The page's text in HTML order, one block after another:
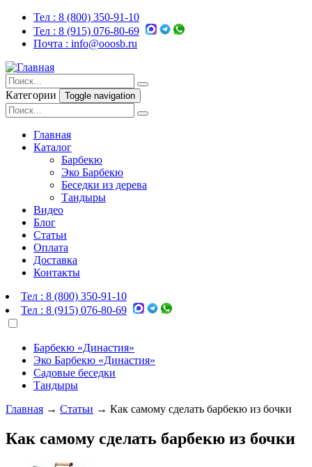
Тел : 8 (800) 350-91-10
Тел : 8 (915) 076-80-69
Почта : info@ooosb.ru
Категории Toggle navigation
Главная
Каталог
Барбекю
Эко Барбекю
Беседки из дерева
Тандыры
Видео
Блог
Статьи
Оплата
Доставка
Контакты
Тел : 8 (800) 350-91-10
Тел : 8 (915) 076-80-69
Барбекю «Династия»
Эко Барбекю «Династия»
Садовые беседки
Тандыры
Главная → Статьи → Как самому сделать барбекю из бочки
Как самому сделать барбекю из бочки